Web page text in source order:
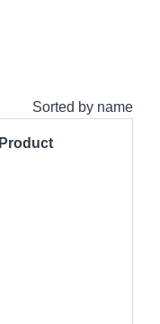
Sorted by name
Product